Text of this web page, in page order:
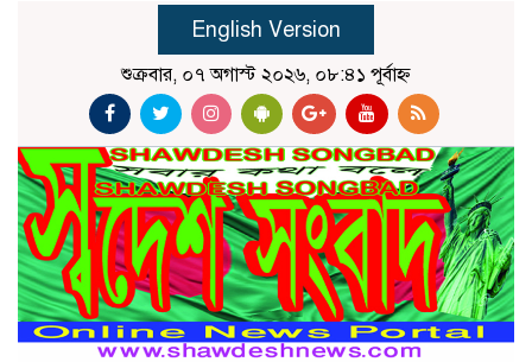
English Version
শুক্রবার, ০৭ অগাস্ট ২০২৬, ০৮:৪১ পূর্বাহ্ন